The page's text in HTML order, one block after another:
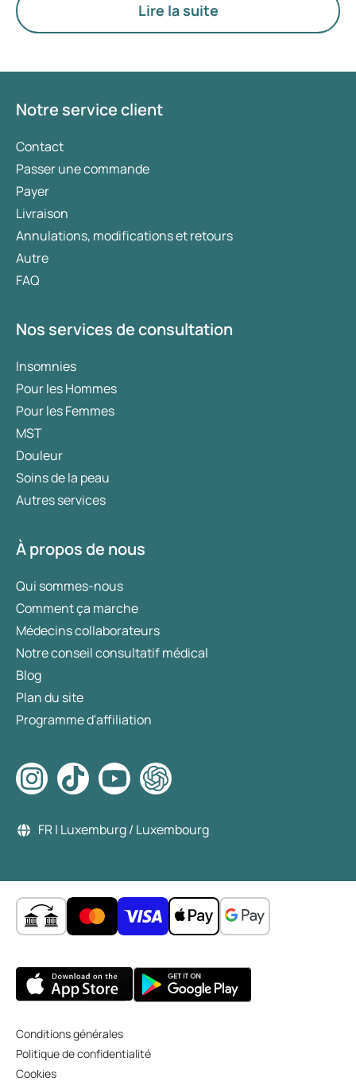
Lire la suite
Notre service client
Contact
Passer une commande
Payer
Livraison
Annulations, modifications et retours
Autre
FAQ
Nos services de consultation
Insomnies
Pour les Hommes
Pour les Femmes
MST
Douleur
Soins de la peau
Autres services
À propos de nous
Qui sommes-nous
Comment ça marche
Médecins collaborateurs
Notre conseil consultatif médical
Blog
Plan du site
Programme d'affiliation
FR | Luxemburg / Luxembourg
Conditions générales
Politique de confidentialité
Cookies